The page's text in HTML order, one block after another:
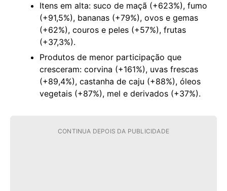
Itens em alta: suco de maçã (+623%), fumo
(+91,5%), bananas (+79%), ovos e gemas
(+62%), couros e peles (+57%), frutas
(+37,3%).
Produtos de menor participação que
cresceram: corvina (+161%), uvas frescas
(+89,4%), castanha de caju (+88%), óleos
vegetais (+87%), mel e derivados (+37%).
CONTINUA DEPOIS DA PUBLICIDADE